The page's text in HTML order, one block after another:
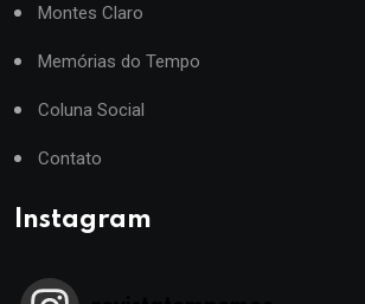
Montes Claro
Memórias do Tempo
Coluna Social
Contato
Instagram